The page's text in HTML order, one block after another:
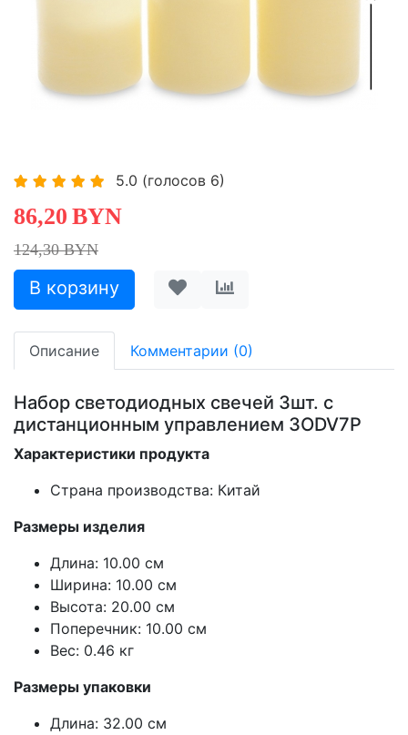
5.0 (голосов 6)
86,20 BYN
124,30 BYN
Описание Комментарии (0)
Набор светодиодных свечей 3шт. с
дистанционным управлением 3ODV7P
Характеристики продукта
Страна производства: Китай
Размеры изделия
Длина: 10.00 см
Ширина: 10.00 см
Высота: 20.00 см
Поперечник: 10.00 см
Вес: 0.46 кг
Размеры упаковки
Длина: 32.00 см